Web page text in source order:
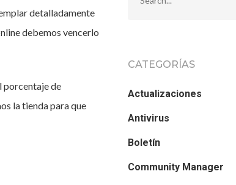
detalladamente
debemos vencerlo
porcentaje de
la tienda para que
CATEGORÍAS
Actualizaciones
Antivirus
Boletín
Community Manager